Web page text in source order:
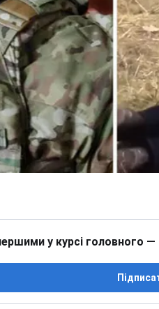
у курсі головного —